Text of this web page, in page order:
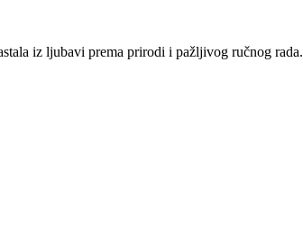
iz ljubavi prema prirodi i pažljivog ručnog rada.